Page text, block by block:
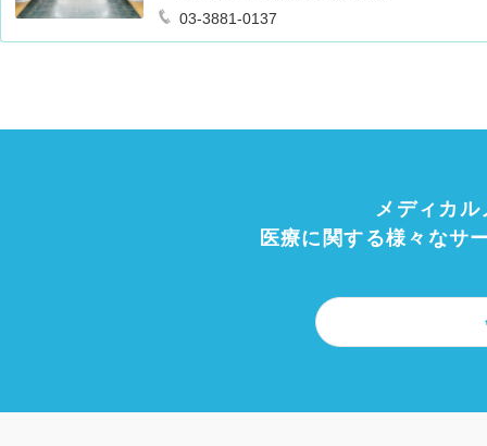
03-3881-0137
メディカ
医療に関する様々なサ